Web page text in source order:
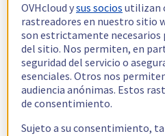
OVHcloud ysus socios utilizan
rastreadores en nuestro sitio
son estrictamente
del sitio. Nos permiten, en
seguridad del servicio o
esenciales. Otros nos
audiencia anónimas. Estos
de consentimiento.
Sujeto a su consentimiento,